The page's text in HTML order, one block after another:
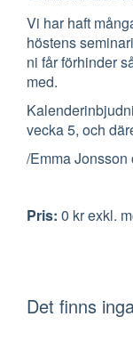
Vi har haft
höstens
ni får förhinder
med.
vecka 5, och
/Emma
Pris: 0 krexkl.
Det finns